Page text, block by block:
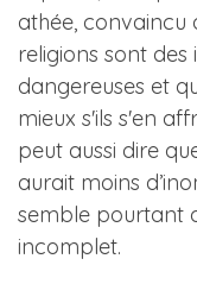
athée, convaincu
religions sont des
dangereuses et
mieux s'ils s'en
peut aussi dire
aurait moins
semble pourtant
incomplet.